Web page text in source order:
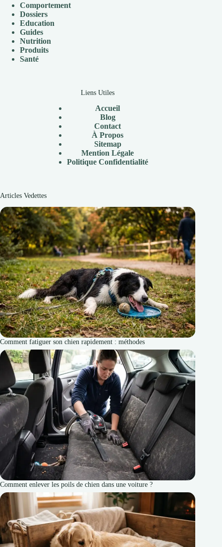
Comportement
Dossiers
Education
Guides
Nutrition
Produits
Santé
Liens Utiles
Accueil
Blog
Contact
À Propos
Sitemap
Mention Légale
Politique Confidentialité
Articles Vedettes
Comment fatiguer son chien rapidement : méthodes
Comment enlever les poils de chien dans une voiture ?